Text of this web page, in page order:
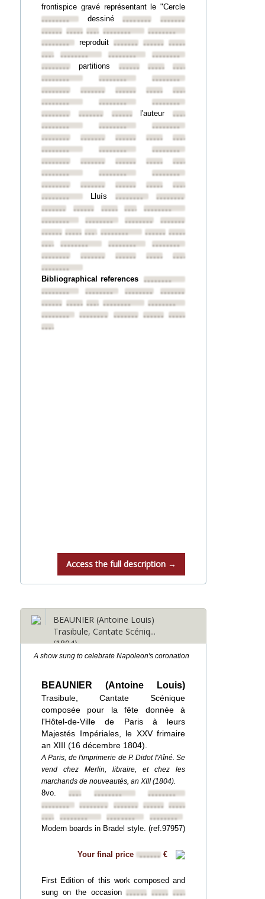
frontispice gravé représentant le "Cercle
••••••••
dessiné••••••••
••••••••
••••••••••••••••••••••••••••••••
••••••••
••••••••
reproduit •••••••• ••••••••••••••••
•••••••••••••••• ••••••••
••••••••
•••••••• partitions •••••••• ••••••••••••••••
••••••••
••••••••
••••••••
••••••••
•••••••• •••••••• ••••••••••••••••
••••••••
••••••••
••••••••
••••••••
•••••••• ••••••••l'auteur ••••••••
••••••••
••••••••
••••••••
••••••••
•••••••• •••••••• ••••••••••••••••
••••••••
••••••••
••••••••
••••••••
•••••••• •••••••• ••••••••••••••••
••••••••
••••••••
••••••••
••••••••
•••••••• •••••••• ••••••••••••••••
••••••••
Lluís ••••••••
••••••••
••••••••
••••••••••••••••••••••••••••••••
••••••••
•••••••• ••••••••
••••••••
•••••••••••••••••••••••••••••••• ••••••••••••••••
•••••••••••••••• ••••••••
••••••••
••••••••
•••••••• •••••••• ••••••••••••••••
••••••••
Bibliographical references ••••••••
••••••••
•••••••• ••••••••
••••••••
••••••••••••••••••••••••••••••••
••••••••
••••••••
•••••••• •••••••• ••••••••••••••••
••••••••
Access the full description →
BEAUNIER (Antoine Louis)
Trasibule, Cantate Scéniq...
(1804)
A show sung to celebrate Napoleon's coronation
BEAUNIER (Antoine Louis)
Trasibule, Cantate Scénique
composée pour la fête donnée à
l'Hôtel-de-Ville de Paris à leurs
Majestés Impériales, le XXV frimaire
an XIII (16 décembre 1804).
A Paris, de l'imprimerie de P. Didot l'Aîné. Se
vend chez Merlin, libraire, et chez les
marchands de nouveautés, an XIII (1804).
8vo.••••••••••••••••
••••••••
••••••••
•••••••• •••••••• ••••••••••••••••
•••••••••••••••• ••••••••
••••••••
Modern boards in Bradel style. (ref.97957)
Your final price •••••• €
First Edition of this work composed and
sung on the occasion••••••••••••••••••••••••